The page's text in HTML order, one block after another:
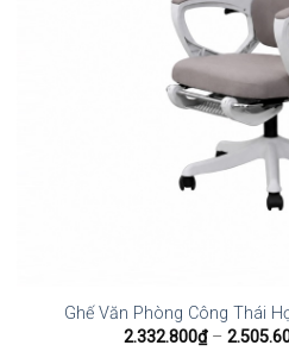
Ghế Văn Phòng Công Thái
2.332.800₫ –